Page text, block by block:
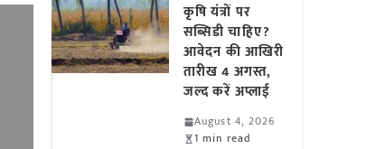
कृषि यंत्रों पर
सब्सिडी चाहिए?
आवेदन की आखिरी
तारीख 4 अगस्त,
जल्द करें अप्लाई
August 4, 2026
1 min read